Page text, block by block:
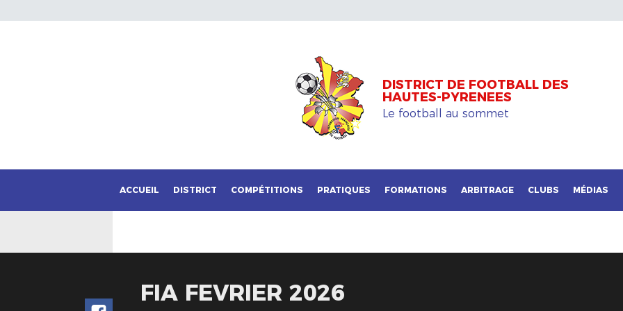
DISTRICT DE FOOTBALL DES
HAUTES-PYRENEES
Le football au sommet
ACCUEIL DISTRICT COMPÉTITIONS PRATIQUES FORMATIONS ARBITRAGE CLUBS MÉDIAS
FIA FEVRIER 2026